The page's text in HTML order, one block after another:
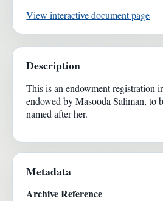
View interactive document page
Description
This is an endowment registration
endowed by Masooda Saliman, to
named after her.
Metadata
Archive Reference